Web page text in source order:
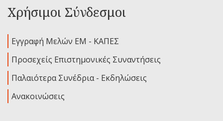
Χρήσιμοι Σύνδεσμοι
Εγγραφή Μελών ΕΜ - ΚΑΠΕΣ
Προσεχείς Επιστημονικές Συναντήσεις
Παλαιότερα Συνέδρια - Εκδηλώσεις
Ανακοινώσεις